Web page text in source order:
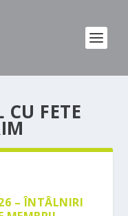
CU FETE
– ÎNTÂLNIRI